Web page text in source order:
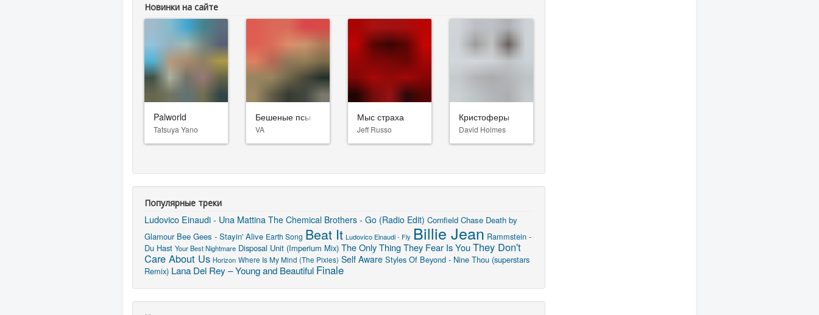
Новинки на сайте
Palworld
Tatsuya Yano
Бешеные псы
VA
Мыс страха
Jeff Russo
Кристоферы
David Holmes
Популярные треки
Ludovico Einaudi - Una Mattina The Chemical Brothers - Go (Radio Edit) Cornfield Chase Death by
Glamour Bee Gees - Stayin' Alive Earth Song Beat It Ludovico Einaudi - Fly Billie Jean Rammstein -
Du Hast Your Best Nightmare Disposal Unit (Imperium Mix) The Only Thing They Fear Is You They Don't
Care About Us Horizon Where Is My Mind (The Pixies) Self Aware Styles Of Beyond - Nine Thou (superstars
Remix) Lana Del Rey – Young and Beautiful Finale